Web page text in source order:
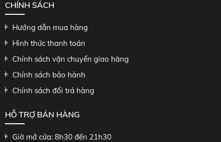
CHÍNH SÁCH
Hướng dẫn mua hàng
Hình thức thanh toán
Chính sách vận chuyển giao hàng
Chính sách bảo hành
Chính sách đổi trả hàng
HỖ TRỢ BÁN HÀNG
Giờ mở cửa: 8h30 đến 21h30